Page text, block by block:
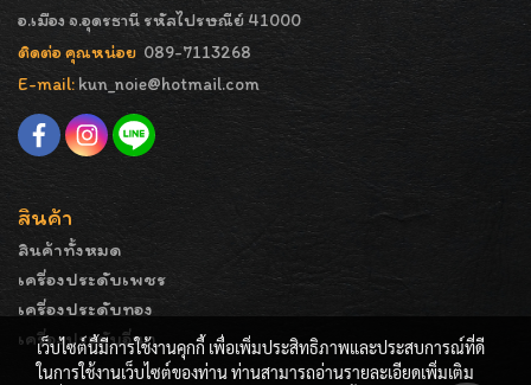
อ.เมือง จ.อุดรธานี รหัสไปรษณีย์ 41000
ติดต่อ คุณหน่อย 089-7113268
E-mail: kun_noie@hotmail.com
สินค้า
สินค้าทั้งหมด
เครื่องประดับเพชร
เครื่องประดับทอง
เครื่องประดับอื่นๆ
เว็บไซต์นี้มีการใช้งานคุกกี้ เพื่อเพิ่มประสิทธิภาพและประสบการณ์ที่ดี
ในการใช้งานเว็บไซต์ของท่าน ท่านสามารถอ่านรายละเอียดเพิ่มเติม